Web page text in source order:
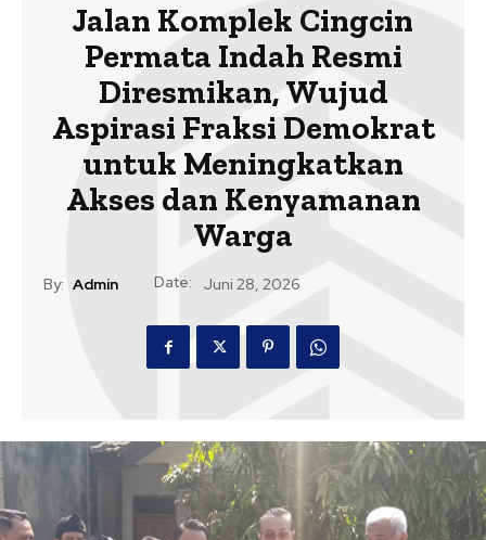
Jalan Komplek Cingcin
Permata Indah Resmi
Diresmikan, Wujud
Aspirasi Fraksi Demokrat
untuk Meningkatkan
Akses dan Kenyamanan
Warga
By: Admin Date: Juni 28, 2026